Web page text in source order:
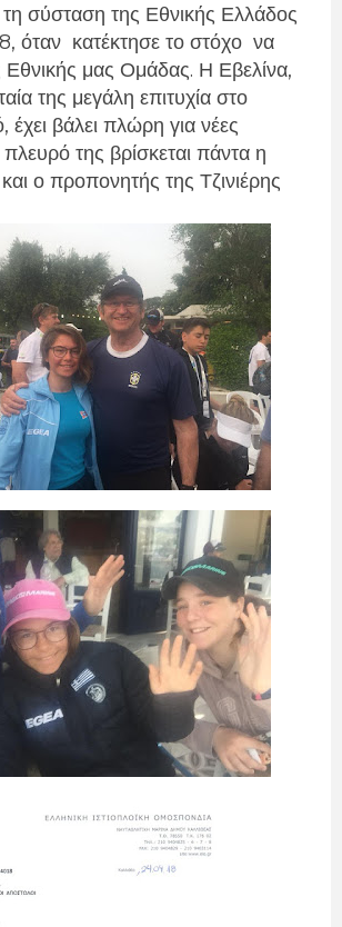
σύσταση της Εθνικής Ελλάδος
όταν κατέκτησε το στόχο να
Εθνικής μας Ομάδας. Η Εβελίνα,
της μεγάλη επιτυχία στο
βάλει πλώρη για νέες
πλευρό της βρίσκεται πάντα η
και ο προπονητής της Τζινιέρης